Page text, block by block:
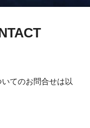
てのお問合せは以